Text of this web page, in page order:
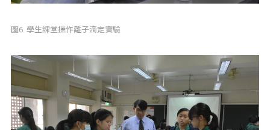
圖6. 學生課堂操作離子滴定實驗